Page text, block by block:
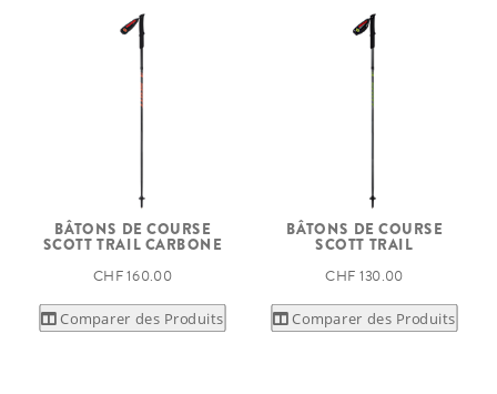
BÂTONS DE COURSE
SCOTT TRAIL CARBONE
CHF 160.00
Comparer des Produits
BÂTONS DE COURSE
SCOTT TRAIL
CHF 130.00
Comparer des Produits